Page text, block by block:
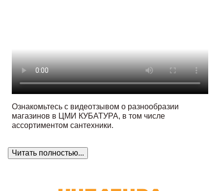
Ознакомьтесь с видеотзывом о разнообразии
магазинов в ЦМИ КУБАТУРА, в том числе
ассортиментом сантехники.
Читать полностью...